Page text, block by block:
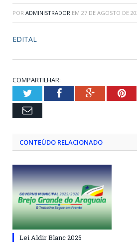
POR ADMINISTRADOR EM 27 DE AGOSTO DE
EDITAL
COMPARTILHAR:
TwitterFacebookGoogle+
Email
CONTEÚDO RELACIONADO
Lei Aldir Blanc 2025